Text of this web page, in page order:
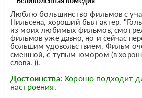
Люблю большинство фильмов с
Нильсена, хороший был актер.
из моих любимых фильмов,
фильмов уже давно, но и сейчас
большим удовольствием. Фильм
смешной, с тупым юмором (в
слова. )).
Достоинства: Хорошо подходит
настроения.